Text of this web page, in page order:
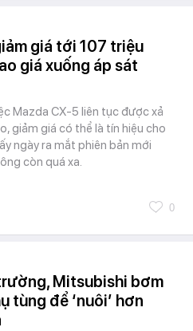
giá tới 107 triệu
giá xuống áp sát
Mazda CX-5 liên tục được xả
giảm giá có thể là tín hiệu cho
ngày ra mắt phiên bản mới
còn quá xa.
0
Mitsubishi bơm
tùng để ‘nuôi’ hơn